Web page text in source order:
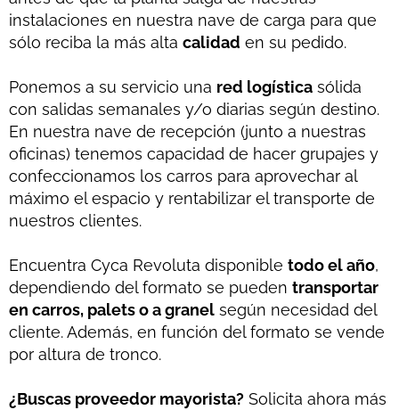
instalaciones en nuestra nave de carga para que
sólo reciba la más alta calidad en su pedido.
Ponemos a su servicio una red logística sólida
con salidas semanales y/o diarias según destino.
En nuestra nave de recepción (junto a nuestras
oficinas) tenemos capacidad de hacer grupajes y
confeccionamos los carros para aprovechar al
máximo el espacio y rentabilizar el transporte de
nuestros clientes.
Encuentra Cyca Revoluta disponible todo el año,
dependiendo del formato se pueden transportar
en carros, palets o a granel según necesidad del
cliente. Además, en función del formato se vende
por altura de tronco.
¿Buscas proveedor mayorista? Solicita ahora más